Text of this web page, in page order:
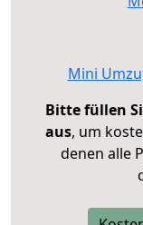
Mini
Bitte füllen
aus, um
denen alle